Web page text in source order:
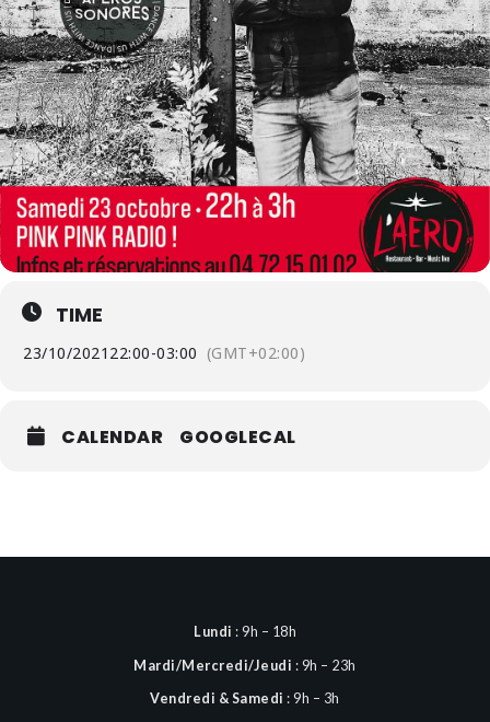
TIME
23/10/2021 22:00-03:00 (GMT+02:00)
CALENDAR GOOGLECAL
Lundi : 9h – 18h
Mardi/Mercredi/Jeudi : 9h – 23h
Vendredi & Samedi : 9h – 3h